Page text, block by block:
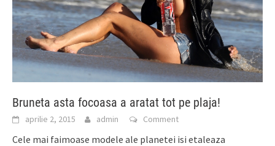
Bruneta asta focoasa a aratat tot pe plaja!
aprilie 2, 2015 admin Comment
Cele mai faimoase modele ale planetei isi etaleaza